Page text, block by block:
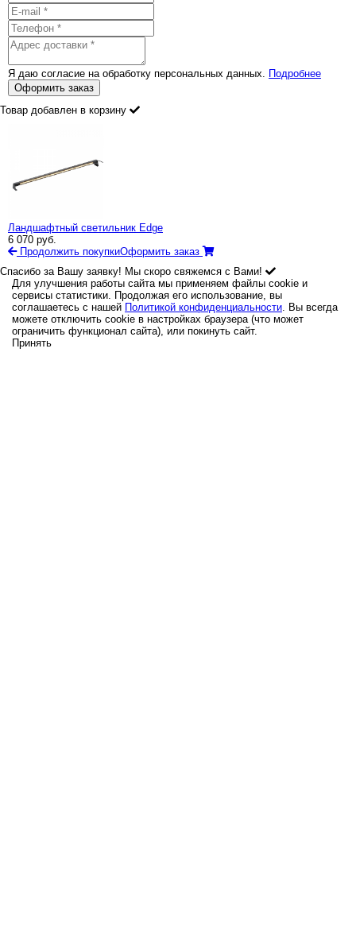
Я даю согласие на обработку персональных данных. Подробнее
Оформить заказ
Товар добавлен в корзину
Ландшафтный светильник Edge
6 070 руб.
Продолжить покупкиОформить заказ
Спасибо за Вашу заявку! Мы скоро свяжемся с Вами!
Для улучшения работы сайта мы применяем файлы cookie и
сервисы статистики. Продолжая его использование, вы
соглашаетесь с нашей Политикой конфиденциальности. Вы всегда
можете отключить cookie в настройках браузера (что может
ограничить функционал сайта), или покинуть сайт.
Принять